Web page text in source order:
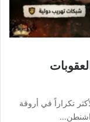
تكراراً في أروقة
واشنطن…